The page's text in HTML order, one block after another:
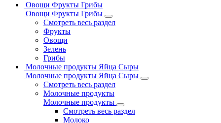
Овощи Фрукты Грибы
Овощи Фрукты Грибы
Смотреть весь раздел
Фрукты
Овощи
Зелень
Грибы
Молочные продукты Яйца Сыры
Молочные продукты Яйца Сыры
Смотреть весь раздел
Молочные продукты
Молочные продукты
Смотреть весь раздел
Молоко